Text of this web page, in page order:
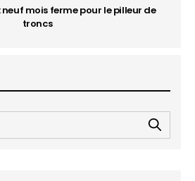
mois ferme pour le pilleur de
troncs